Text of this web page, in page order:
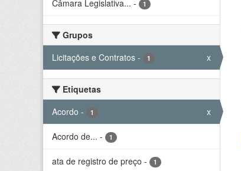
Câmara Legislativa... - 1
Grupos
Licitações e Contratos - 1 x
Etiquetas
Acordo - 1 x
Acordo de... - 1
ata de registro de preço - 1